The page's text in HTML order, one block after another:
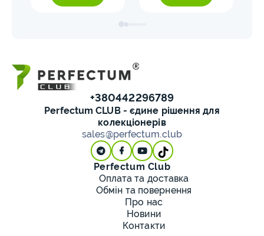
+380442296789
Perfectum CLUB - єдине рішення для
колекціонерів
sales@perfectum.club
Perfectum Club
Оплата та доставка
Обмін та повернення
Про нас
Новини
Контакти